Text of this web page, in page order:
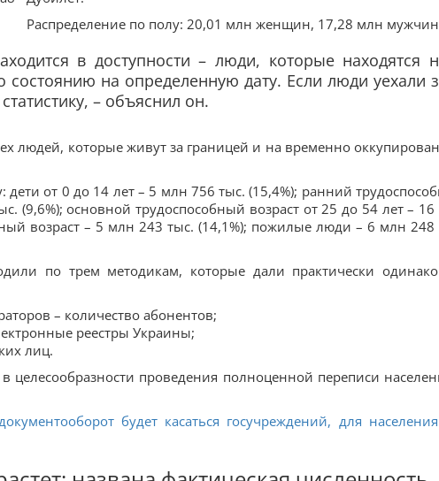
Распределение по полу: 20,01 млн женщин, 17,28 млн
в доступности – люди, которые находятся
состоянию на определенную дату. Если люди уехали
– объяснил он.
людей, которые живут за границей и на временно
дети от 0 до 14 лет – 5 млн 756 тыс. (15,4%); ранний
(9,6%); основной трудоспособный возраст от 25 до 54 лет –
возраст – 5 млн 243 тыс. (14,1%); пожилые люди – 6 млн 248
по трем методикам, которые дали практически
– количество абонентов;
реестры Украины;
лиц.
целесообразности проведения полноценной переписи
будет касаться госучреждений, для